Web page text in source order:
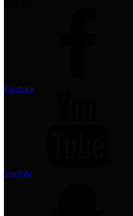
Facebook
YouTube